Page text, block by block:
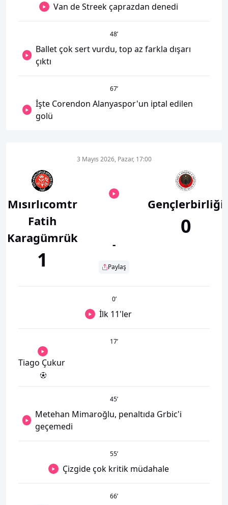
Van de Streek çaprazdan denedi
48’
Ballet çok sert vurdu, top az farkla dışarı
çıktı
67’
İşte Corendon Alanyaspor'un iptal edilen
golü
Mısırlıcomtr
Fatih
Karagümrük
1
3 Mayıs 2026, Pazar, 17:00
-
Paylaş
Gençlerbirliği
0
0’
İlk 11'ler
17’
Tiago Çukur
45’
Metehan Mimaroğlu, penaltıda Grbic'i
geçemedi
55’
Çizgide çok kritik müdahale
66’